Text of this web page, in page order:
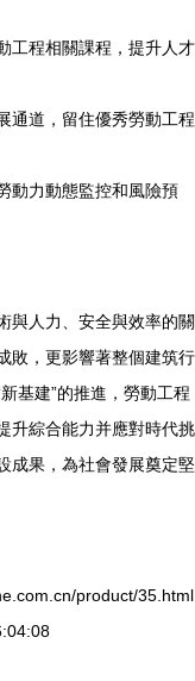
工程相關課程，提升人才
通道，留住優秀勞動工程
動力動態監控和風險預
與人力、安全與效率的關
敗，更影響著整個建筑行
基建”的推進，勞動工程
升綜合能力并應對時代挑
成果，為社會發展奠定堅
product/35.html